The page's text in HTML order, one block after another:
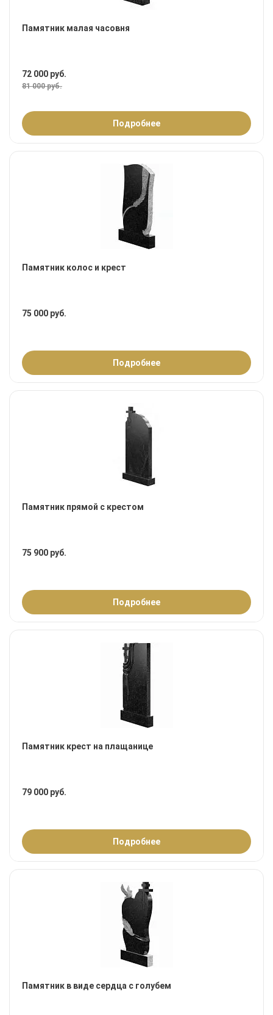
Памятник малая часовня
72 000 руб.
81 000 руб.
Подробнее
Памятник колос и крест
75 000 руб.
Подробнее
Памятник прямой с крестом
75 900 руб.
Подробнее
Памятник крест на плащанице
79 000 руб.
Подробнее
Памятник в виде сердца с голубем